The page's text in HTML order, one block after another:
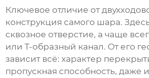
Ключевое отличие от
конструкция самого шара.
сквозное отверстие, а чаще
или T-образный канал. От его
зависит всё: характер
пропускная способность, даже